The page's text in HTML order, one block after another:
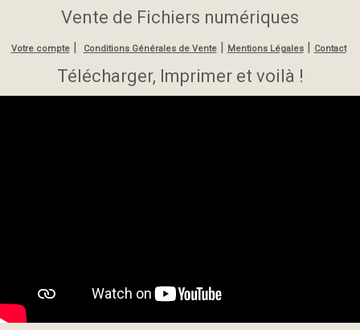
Vente de Fichiers numériques
Votre compte| Conditions Générales de Vente| Mentions Légales | Contact
Télécharger, Imprimer et voilà !